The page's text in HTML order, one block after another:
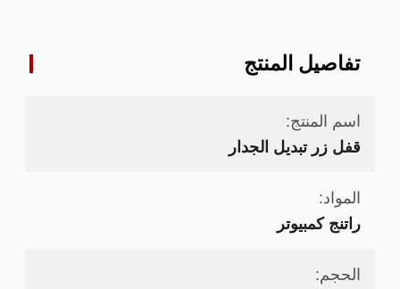
تفاصيل المنتج
اسم المنتج:
قفل زر تبديل الجدار
المواد:
راتنج كمبيوتر
الحجم: